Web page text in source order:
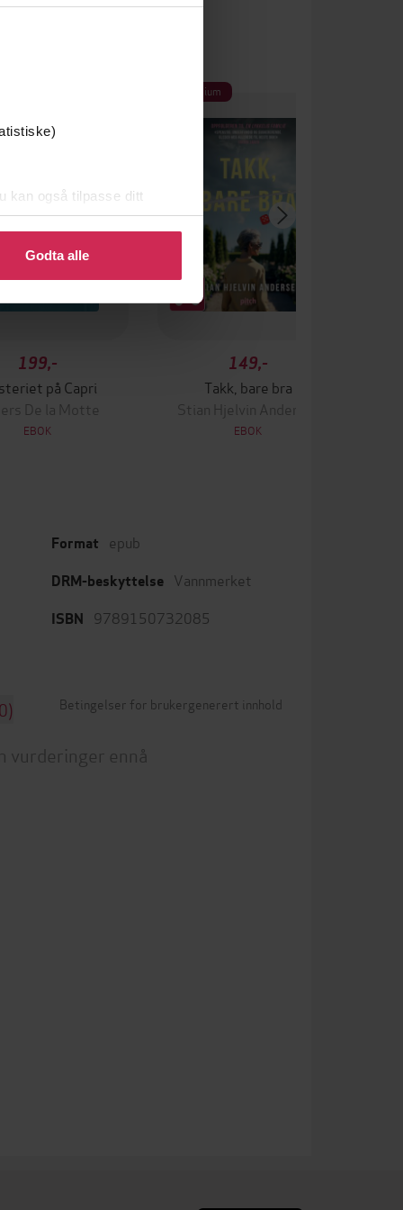
kan også tilpasse ditt
eller endre ditt samtykke.
Godta alle
199,-
på Capri
De la Motte
EBOK
Premium
149,-
Takk, bare bra
Stian Hjelvin Andersen
EBOK
Format epub
DRM-beskyttelse Vannmerket
ISBN 9789150732085
Betingelser for brukergenerert innhold
vurderinger ennå